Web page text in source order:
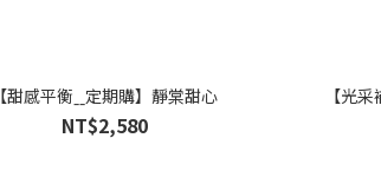
【甜感平衡ˍˍ定期購】靜棠甜心
NT$2,580
【光